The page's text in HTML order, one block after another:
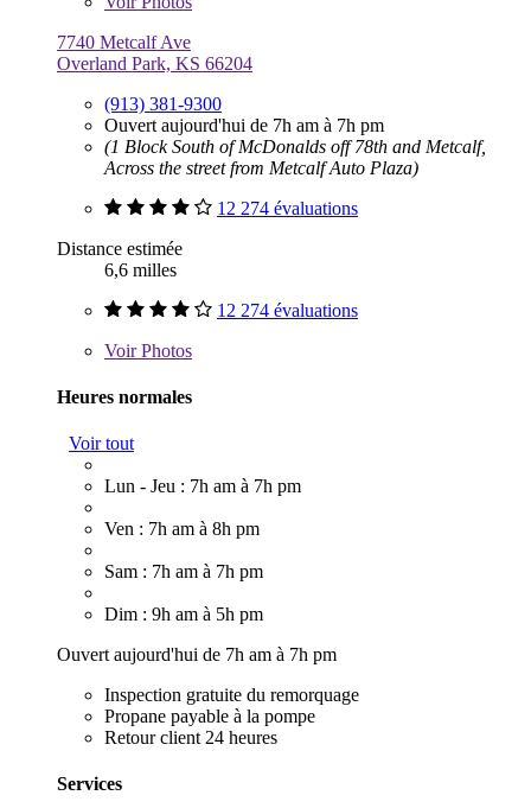
7740 Metcalf Ave
Overland Park, KS 66204
(913) 381-9300
Ouvert aujourd'hui de 7h am à 7h pm
(1 Block South of McDonalds off 78th and Metcalf,
Across the street from Metcalf Auto Plaza)
12 274 évaluations
Distance estimée
6,6 milles
12 274 évaluations
VoirPhotos
Heures normales
Voir tout
Lun - Jeu : 7h am à 7h pm
Ven : 7h am à 8h pm
Sam : 7h am à 7h pm
Dim : 9h am à 5h pm
Ouvert aujourd'hui de 7h am à 7h pm
Inspection gratuite du remorquage
Propane payable à la pompe
Retour client 24 heures
Services